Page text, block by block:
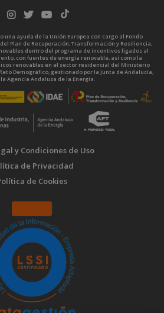
una ayuda de la Unión Europea con cargo al Fondo
Plan de Recuperación, Transformación y Resiliencia,
dentro del programa de incentivos ligados al
con fuentes de energía renovable, así como la
renovables en el sector residencial del Ministerio
Demográfico, gestionado por la Junta de Andalucía,
Agencia Andaluza de la Energía.
y Condiciones de Uso
de Privacidad
de Cookies